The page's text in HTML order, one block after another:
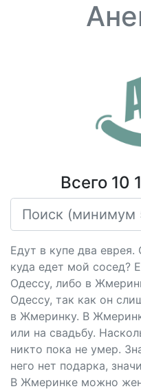
Всего 10
Едут в купе два
куда едет мой сосед?
Одессу, либо в
Одессу, так как он
в Жмеринку. В
или на свадьбу.
никто пока не умер.
него нет подарка,
В Жмеринке можно